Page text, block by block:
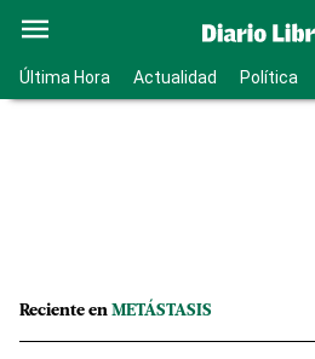
Última Hora Actualidad Política
Reciente en METÁSTASIS